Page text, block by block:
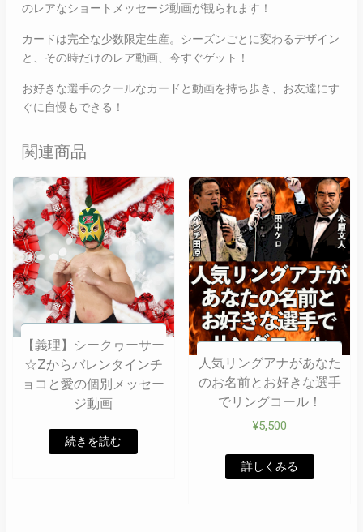
のレアなショートメッセージ動画が観られます！
カードは完全な少数限定生産。シーズンごとに変わるデザイン
と、その時だけのレア動画、今すぐゲット！
お好きな選手のクールなカードと動画を持ち歩き、お友達にす
ぐに自慢もできる！
関連商品
【義理】シークヮーサー
☆Zからバレンタインチ
ョコと愛の個別メッセー
ジ動画
続きを読む
人気リングアナがあなた
のお名前とお好きな選手
でリングコール！
¥5,500
詳しくみる